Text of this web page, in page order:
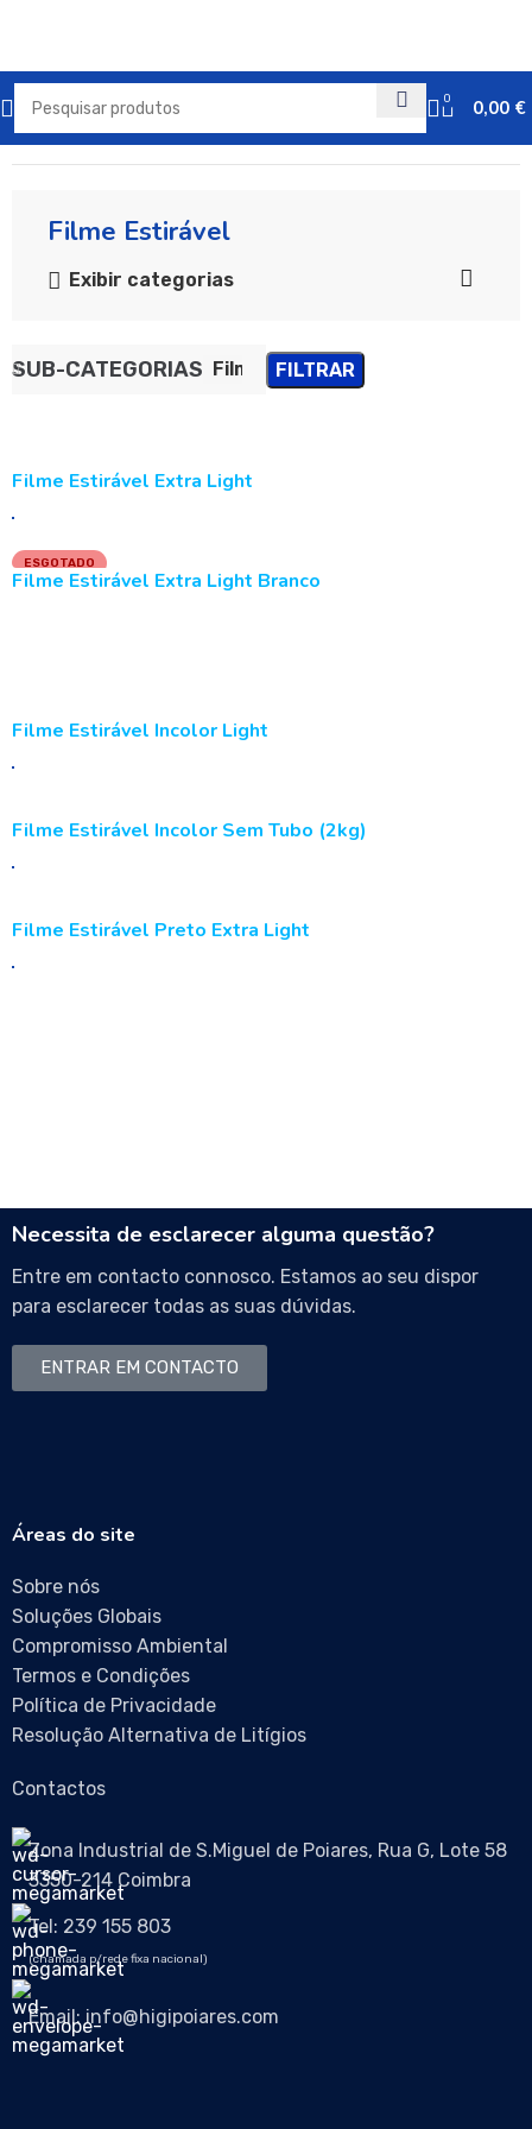
0 0,00 €
Início Plásticos
Filme Estirável
Exibir categorias
SUB-CATEGORIAS Filme Estirável
FILTRAR
Filme Estirável Extra Light
ESGOTADO
Filme Estirável Extra Light Branco
Filme Estirável Incolor Light
Filme Estirável Incolor Sem Tubo (2kg)
Filme Estirável Preto Extra Light
Necessita de esclarecer alguma questão?
Entre em contacto connosco. Estamos ao seu dispor
para esclarecer todas as suas dúvidas.
ENTRAR EM CONTACTO
Áreas do site
Sobre nós
Soluções Globais
Compromisso Ambiental
Termos e Condições
Política de Privacidade
Resolução Alternativa de Litígios
Contactos
Zona Industrial de S.Miguel de Poiares, Rua G, Lote 58
3350-214 Coimbra
Tel: 239 155 803
(chamada p/rede fixa nacional)
Email: info@higipoiares.com